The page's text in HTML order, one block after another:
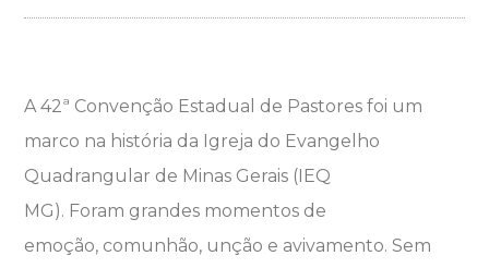
A 42ª Convenção Estadual de Pastores foi um
marco na história da Igreja do Evangelho
Quadrangular de Minas Gerais (IEQ
MG). Foram grandes momentos de
emoção, comunhão, unção e avivamento. Sem